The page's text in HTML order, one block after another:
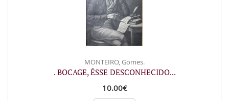
MONTEIRO, Gomes.
. BOCAGE, ÊSSE DESCONHECIDO...
10.00€